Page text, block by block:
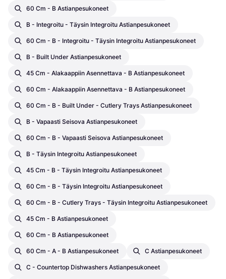
60 Cm - B Astianpesukoneet
B - Integroitu - Täysin Integroitu Astianpesukoneet
60 Cm - B - Integroitu - Täysin Integroitu Astianpesukoneet
B - Built Under Astianpesukoneet
45 Cm - Alakaappiin Asennettava - B Astianpesukoneet
60 Cm - Alakaappiin Asennettava - B Astianpesukoneet
60 Cm - B - Built Under - Cutlery Trays Astianpesukoneet
B - Vapaasti Seisova Astianpesukoneet
60 Cm - B - Vapaasti Seisova Astianpesukoneet
B - Täysin Integroitu Astianpesukoneet
45 Cm - B - Täysin Integroitu Astianpesukoneet
60 Cm - B - Täysin Integroitu Astianpesukoneet
60 Cm - B - Cutlery Trays - Täysin Integroitu Astianpesukoneet
45 Cm - B Astianpesukoneet
60 Cm - B Astianpesukoneet
60 Cm - A - B Astianpesukoneet C Astianpesukoneet
C - Countertop Dishwashers Astianpesukoneet